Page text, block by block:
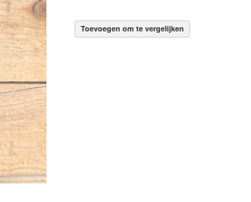
Toevoegen om te vergelijken